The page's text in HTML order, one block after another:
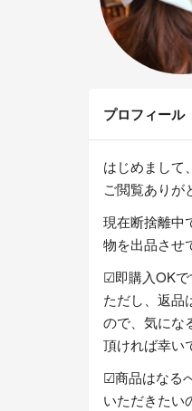
プロフィール
はじめまして
ご閲覧ありが
現在断捨離中
物を出品させ
☑︎即購入OKで
ただし、返品
ので、気にな
頂ければ幸い
☑︎商品はなる
いただきたい